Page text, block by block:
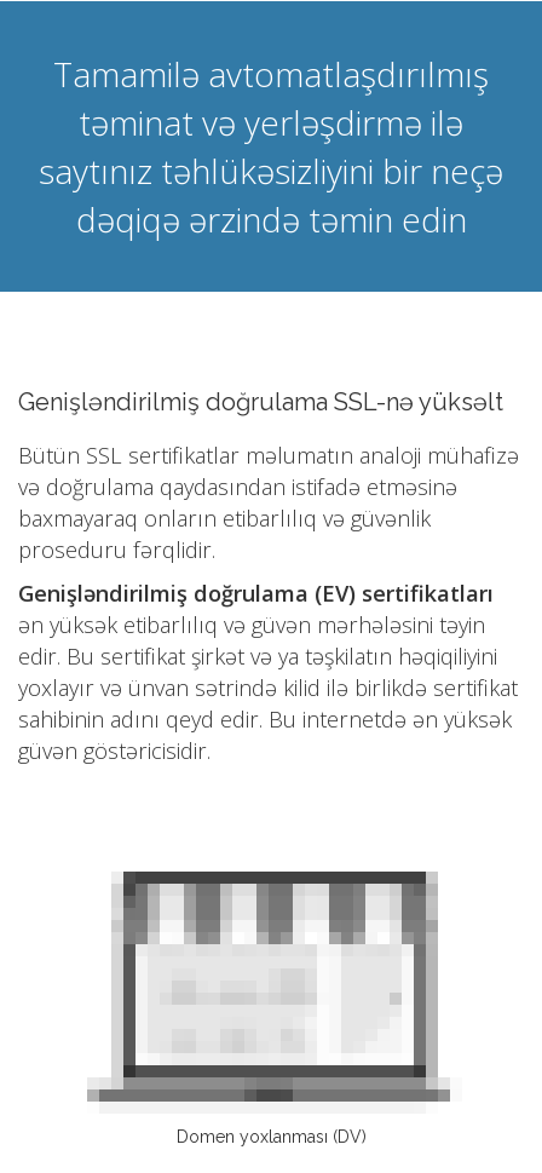
Tamamilə avtomatlaşdırılmış
təminat və yerləşdirmə ilə
saytınız təhlükəsizliyini bir neçə
dəqiqə ərzində təmin edin
Genişləndirilmiş doğrulama SSL-nə yüksəlt
Bütün SSL sertifikatlar məlumatın analoji mühafizə
və doğrulama qaydasından istifadə etməsinə
baxmayaraq onların etibarlılıq və güvənlik
proseduru fərqlidir.
Genişləndirilmiş doğrulama (EV) sertifikatları
ən yüksək etibarlılıq və güvən mərhələsini təyin
edir. Bu sertifikat şirkət və ya təşkilatın həqiqiliyini
yoxlayır və ünvan sətrində kilid ilə birlikdə sertifikat
sahibinin adını qeyd edir. Bu internetdə ən yüksək
güvən göstəricisidir.
Domen yoxlanması (DV)